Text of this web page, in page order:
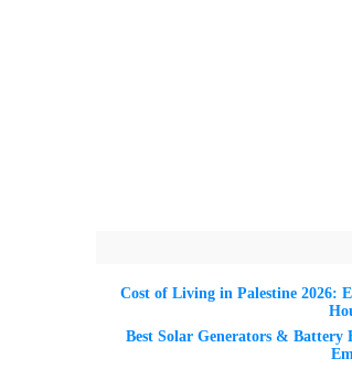
Cost of Living in Palestine 2026:
Best Solar Generators & Battery